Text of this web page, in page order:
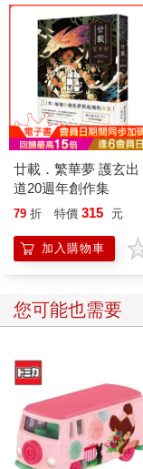
廿載．繁華夢 護玄出
道20週年創作集
79 折 特價 315 元
加入購物車
您可能也需要